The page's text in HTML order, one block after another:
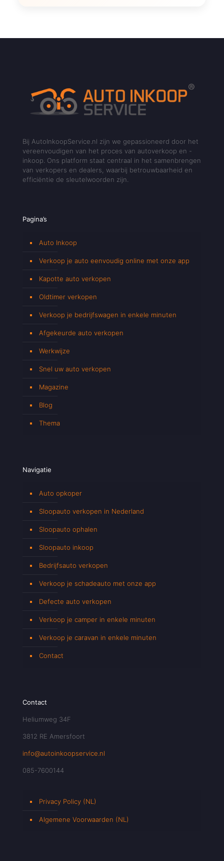
Bij AutoInkoopService.nl zijn we gepassioneerd door het
vereenvoudigen van het proces van autoverkoop en -
inkoop. Ons platform staat centraal in het samenbrengen
van verkopers en dealers, waarbij betrouwbaarheid en
efficiëntie de sleutelwoorden zijn.
Pagina’s
Auto Inkoop
Verkoop je auto eenvoudig online met onze app
Kapotte auto verkopen
Oldtimer verkopen
Verkoop je bedrijfswagen in enkele minuten
Afgekeurde auto verkopen
Werkwijze
Snel uw auto verkopen
Magazine
Blog
Thema
Navigatie
Auto opkoper
Sloopauto verkopen in Nederland
Sloopauto ophalen
Sloopauto inkoop
Bedrijfsauto verkopen
Verkoop je schadeauto met onze app
Defecte auto verkopen
Verkoop je camper in enkele minuten
Verkoop je caravan in enkele minuten
Contact
Contact
Heliumweg 34F
3812 RE Amersfoort
info@autoinkoopservice.nl
085-7600144
Privacy Policy (NL)
Algemene Voorwaarden (NL)